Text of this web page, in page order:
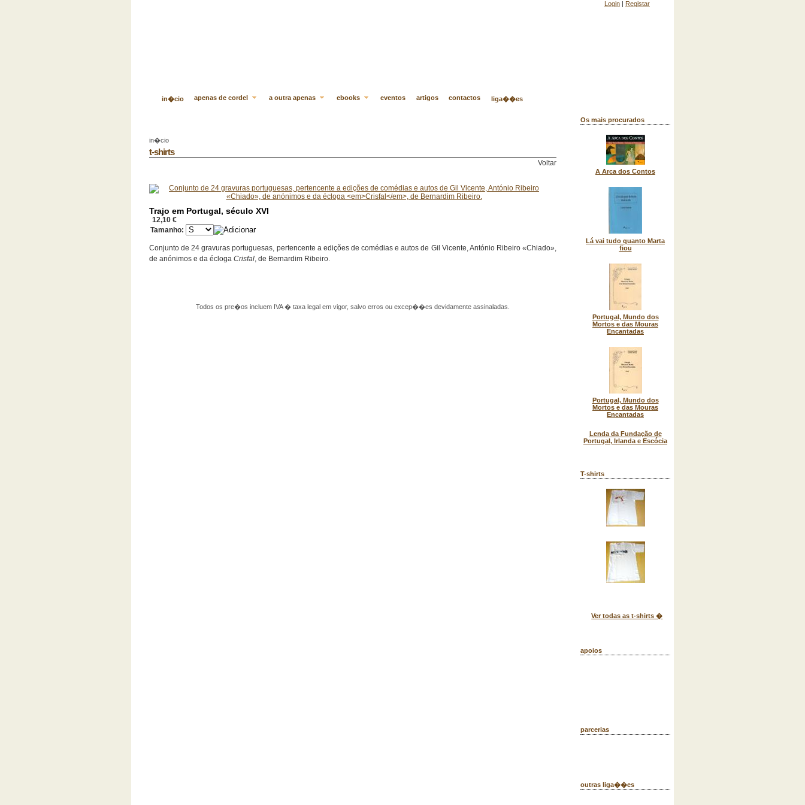
Login | Registar
in�cio apenas de cordel a outra apenas ebooks eventos artigos contactos liga��es
Os mais procurados
A Arca dos Contos
Lá vai tudo quanto Marta
fiou
Portugal, Mundo dos
Mortos e das Mouras
Encantadas
Portugal, Mundo dos
Mortos e das Mouras
Encantadas
Lenda da Fundação de
Portugal, Irlanda e Escócia
T-shirts
Ver todas as t-shirts �
apoios
parcerias
outras liga��es
in�cio
t-shirts
Voltar
Trajo em Portugal, século XVI
12,10 €
Tamanho:
Conjunto de 24 gravuras portuguesas, pertencente a edições de comédias e autos de Gil Vicente, António Ribeiro «Chiado»,
de anónimos e da écloga Crisfal, de Bernardim Ribeiro.
Todos os pre�os incluem IVA � taxa legal em vigor, salvo erros ou excep��es devidamente assinaladas.